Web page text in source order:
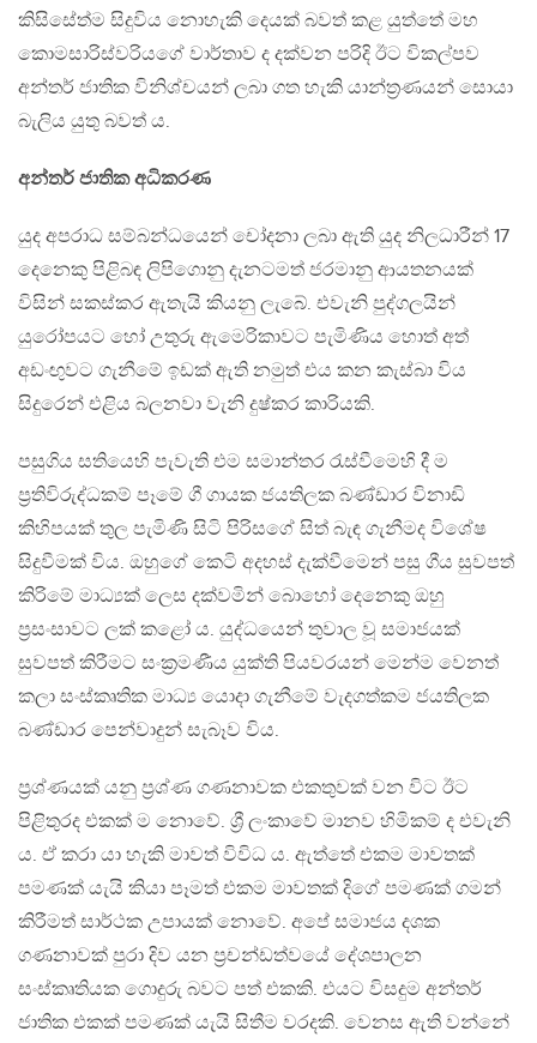
කිසිසේත්ම සිදුවිය නොහැකි දෙයක් බවත් කළ යුත්තේ මහ
කොමසාරිස්වරියගේ වාර්තාව ද දක්වන පරිදි ඊට විකල්පව
අන්තර් ජාතික විනිශ්චයන් ලබා ගත හැකි යාන්ත්‍රණයන් සොයා
බැලිය යුතු බවත් ය.
අන්තර් ජාතික අධිකරණ
යුද අපරාධ සම්බන්ධයෙන් චෝදනා ලබා ඇති යුද නිලධාරීන් 17
දෙනෙකු පිළිබඳ ලිපිගොනු දැනටමත් ජරමානු ආයතනයක්
විසින් සකස්කර ඇතැයි කියනු ලැබේ. එවැනි පුද්ගලයින්
යුරෝපයට හෝ උතුරු ඇමෙරිකාවට පැමිණිය හොත් අත්
අඩංඟුවට ගැනීමේ ඉඩක් ඇති නමුත් එය කන කැස්බා විය
සිදුරෙන් එළිය බලනවා වැනි දුෂ්කර කාරියකි.
පසුගිය සතියෙහි පැවැති එම සමාන්තර රැස්වීමෙහි දී ම
ප්‍රතිවිරුද්ධකම් පෑමේ ගී ගායක ජයතිලක බණ්ඩාර විනාඩි
කිහිපයක් තුල පැමිණි සිටි පිරිසගේ සිත් බැඳ ගැනීමද විශේෂ
සිදුවීමක් විය. ඔහුගේ කෙටි අදහස් දැක්වීමෙන් පසු ගීය සුවපත්
කිරිමේ මාධ්‍යක් ලෙස දක්වමින් බොහෝ දෙනෙකු ඔහු
ප්‍රසංසාවට ලක් කළෝ ය. යුද්ධයෙන් තුවාල වූ සමාජයක්
සුවපත් කිරීමට සංක්‍රමණීය යුක්ති පියවරයන් මෙන්ම වෙනත්
කලා සංස්කෘතික මාධ්‍ය යොදා ගැනීමේ වැදගත්කම ජයතිලක
බණ්ඩාර පෙන්වාදුන් සැබෑව විය.
ප්‍රශ්ණයක් යනු ප්‍රශ්ණ ගණනාවක එකතුවක් වන විට ඊට
පිළිතුරද එකක් ම නොවේ. ශ්‍රී ලංකාවේ මානව හිමිකම් ද එවැනි
ය. ඒ කරා යා හැකි මාවත් විවිධ ය. ඇත්තේ එකම මාවතක්
පමණක් යැයි කියා පෑමත් එකම මාවතක් දිගේ පමණක් ගමන්
කිරීමත් සාර්ථක උපායක් නොවේ. අපේ සමාජය දශක
ගණනාවක් පුරා දිව යන ප්‍රචන්ඩත්වයේ දේශපාලන
සංස්කෘතියක ගොදුරු බවට පත් එකකි. එයට විසදුම අන්තර්
ජාතික එකක් පමණක් යැයි සිතීම වරදකි. වෙනස ඇති වන්නේ